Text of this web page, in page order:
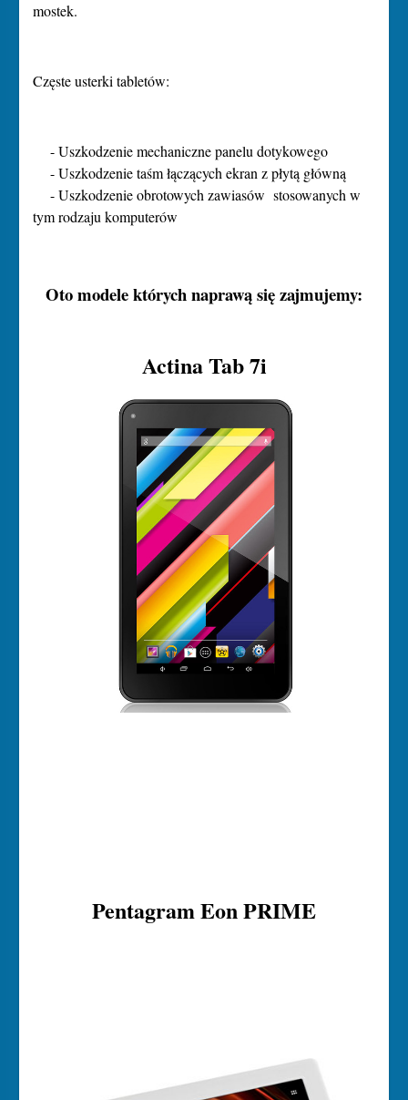
mostek.
Częste usterki tabletów:
- Uszkodzenie mechaniczne panelu dotykowego
- Uszkodzenie taśm łączących ekran z płytą główną
- Uszkodzenie obrotowych zawiasów stosowanych w
tym rodzaju komputerów
Oto modele których naprawą się zajmujemy:
Actina Tab 7i
Pentagram Eon PRIME